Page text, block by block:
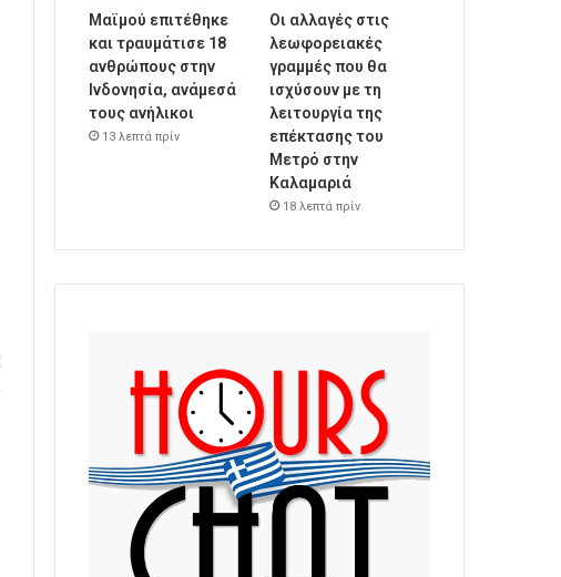
Μαϊμού επιτέθηκε
και τραυμάτισε 18
ανθρώπους στην
Ινδονησία, ανάμεσά
τους ανήλικοι
13 λεπτά πρίν
Οι αλλαγές στις
λεωφορειακές
γραμμές που θα
ισχύσουν με τη
λειτουργία της
επέκτασης του
Μετρό στην
Καλαμαριά
18 λεπτά πρίν